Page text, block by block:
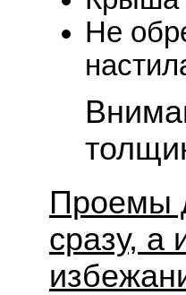
Не
Проемы
сразу, а